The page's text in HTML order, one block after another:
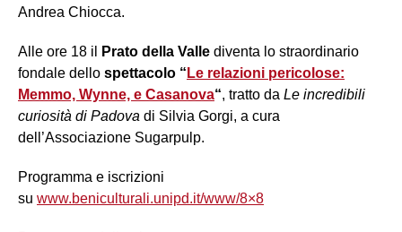
Andrea Chiocca.
Alle ore 18 il Prato della Valle diventa lo straordinario
fondale dello spettacolo “ Le relazioni pericolose:
Memmo, Wynne, e Casanova“, tratto da Le incredibili
curiosità di Padova di Silvia Gorgi, a cura
dell’Associazione Sugarpulp.
Programma e iscrizioni
su www.beniculturali.unipd.it/www/8×8